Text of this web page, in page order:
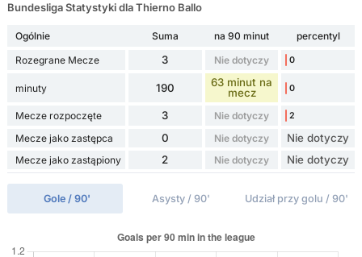
Bundesliga Statystyki dla Thierno Ballo
Ogólnie Suma na 90 minut
percentyl
Rozegrane Mecze
3 Nie dotyczy 0
minuty 190
63 minut na
mecz
0
Mecze rozpoczęte 3 Nie dotyczy 2
Mecze jako zastępca 0 Nie dotyczy Nie dotyczy
Mecze jako zastąpiony 2 Nie dotyczy Nie dotyczy
Gole / 90' Asysty / 90' Udział przy golu / 90'